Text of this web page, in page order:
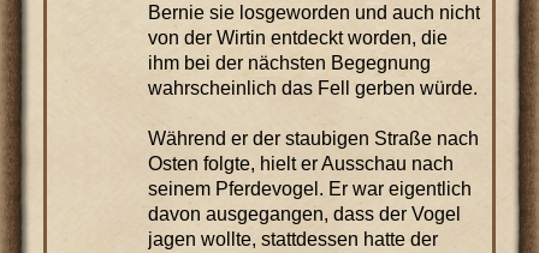
Bernie sie losgeworden und auch nicht
von der Wirtin entdeckt worden, die
ihm bei der nächsten Begegnung
wahrscheinlich das Fell gerben würde.
Während er der staubigen Straße nach
Osten folgte, hielt er Ausschau nach
seinem Pferdevogel. Er war eigentlich
davon ausgegangen, dass der Vogel
jagen wollte, stattdessen hatte der